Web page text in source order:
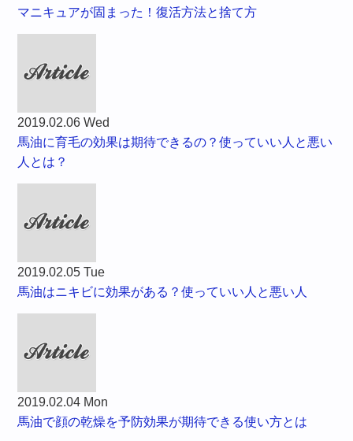
マニキュアが固まった！復活方法と捨て方
2019.02.06 Wed
馬油に育毛の効果は期待できるの？使っていい人と悪い
人とは？
2019.02.05 Tue
馬油はニキビに効果がある？使っていい人と悪い人
2019.02.04 Mon
馬油で顔の乾燥を予防効果が期待できる使い方とは